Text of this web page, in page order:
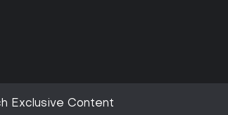
Exclusive Content